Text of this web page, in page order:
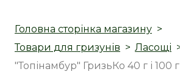
Головна сторінка магазину
Товари для гризунів
Ласощі
"Топінамбур" ГризьКо 40 г і 100 г